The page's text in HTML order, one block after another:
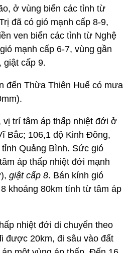
ở vùng biển các tỉnh từ
đã có gió mạnh cấp 8-9,
ven biển các tỉnh từ Nghệ
mạnh cấp 6-7, vùng gần
giật cấp 9.
đến Thừa Thiên Huế có mưa
vị trí tâm áp thấp nhiệt đới ở
Bắc; 106,1 độ Kinh Đông,
Quảng Bình. Sức gió
áp thấp nhiệt đới mạnh
giật cấp 8. Bán kính gió
khoảng 80km tính từ tâm áp
nhiệt đới di chuyển theo
được 20km, đi sâu vào đất